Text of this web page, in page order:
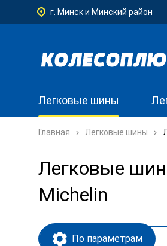
г. Минск и Минский район
Легковые шины
Главная Легковые шины
Легковые
Michelin
По параметрам